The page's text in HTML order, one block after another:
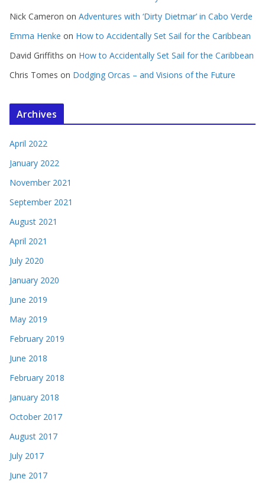
Nick Cameron on Adventures with ‘Dirty Dietmar’ in Cabo Verde
Emma Henke on How to Accidentally Set Sail for the Caribbean
David Griffiths on How to Accidentally Set Sail for the Caribbean
Chris Tomes on Dodging Orcas – and Visions of the Future
Archives
April 2022
January 2022
November 2021
September 2021
August 2021
April 2021
July 2020
January 2020
June 2019
May 2019
February 2019
June 2018
February 2018
January 2018
October 2017
August 2017
July 2017
June 2017